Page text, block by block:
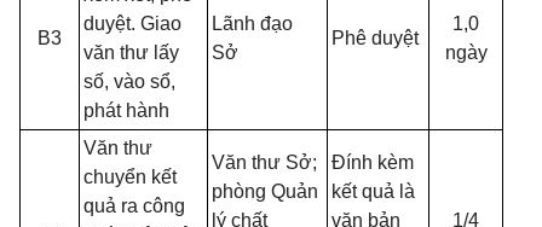
B3
duyệt. Giao
văn thư lấy
số, vào sổ,
phát hành
Lãnh đạo
Sở
Phê duyệt
1,0
ngày
Văn thư
chuyển kết
quả ra công
Văn thư Sở;
phòng Quản
lý chất
Đính kèm
kết quả là
văn bản
1/4